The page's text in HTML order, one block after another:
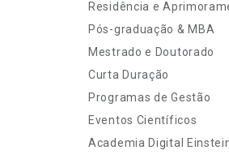
Residência e
Pós-graduação & MBA
Mestrado e Doutorado
Curta Duração
Programas de Gestão
Eventos Científicos
Academia Digital